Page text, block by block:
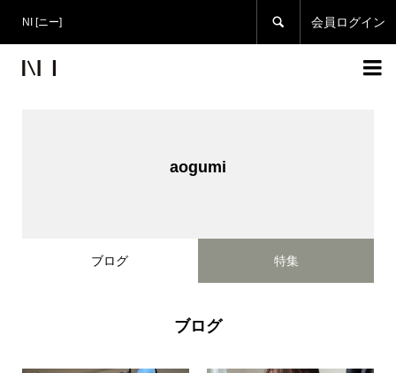
NI [ニー]  会員ログイン

aogumi
ブログ 特集
ブログ